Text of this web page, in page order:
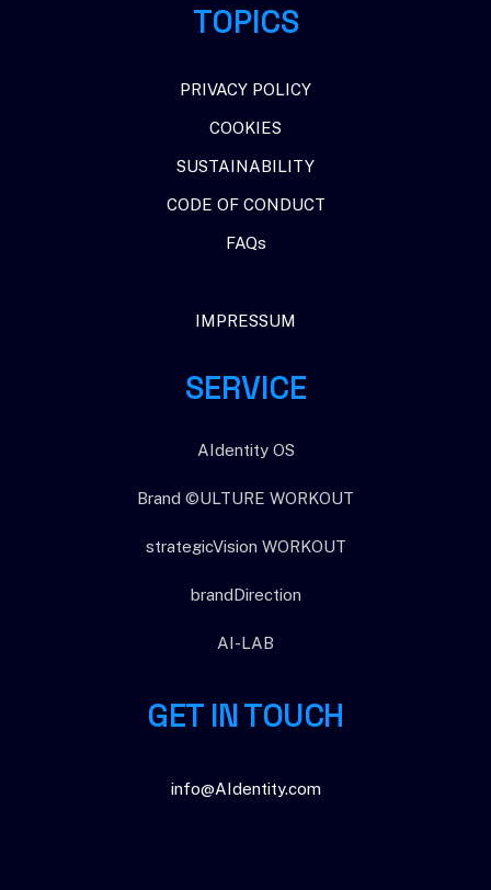
TOPICS
PRIVACY POLICY
COOKIES
SUSTAINABILITY
CODE OF CONDUCT
FAQs
IMPRESSUM
SERVICE
AIdentity OS
Brand ©ULTURE WORKOUT
strategicVision WORKOUT
brandDirection
AI-LAB
GET IN TOUCH
info@AIdentity.com